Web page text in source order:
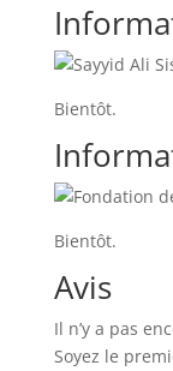
Bientôt.
Bientôt.
Avis
Il n’y a pas
Soyez le